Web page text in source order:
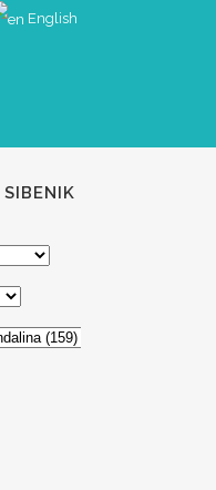
English